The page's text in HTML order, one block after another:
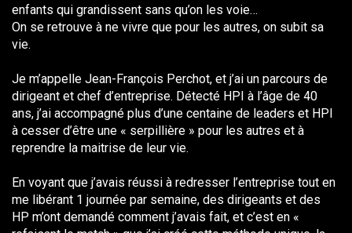
enfants qui grandissent sans qu’on les voie…
On se retrouve à ne vivre que pour les autres, on subit sa
vie.
Je m’appelle Jean-François Perchot, et j’ai un parcours de
dirigeant et chef d’entreprise. Détecté HPI à l’âge de 40
ans, j’ai accompagné plus d’une centaine de leaders et HPI
à cesser d’être une « serpillière » pour les autres et à
reprendre la maitrise de leur vie.
En voyant que j’avais réussi à redresser l’entreprise tout en
me libérant 1 journée par semaine, des dirigeants et des
HP m’ont demandé comment j’avais fait, et c’est en «